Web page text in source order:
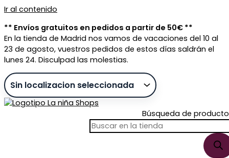
Ir al contenido
** Envíos gratuitos en pedidos a partir de 50€ **
En la tienda de Madrid nos vamos de vacaciones del 10 al
23 de agosto, vuestros pedidos de estos días saldrán el
lunes 24. Disculpad las molestias.
Búsqueda de